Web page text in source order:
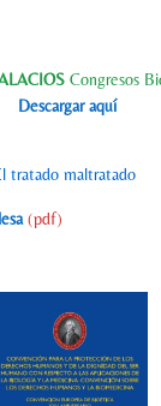
Congresos
Descargar aquí
tratado maltratado
(pdf)